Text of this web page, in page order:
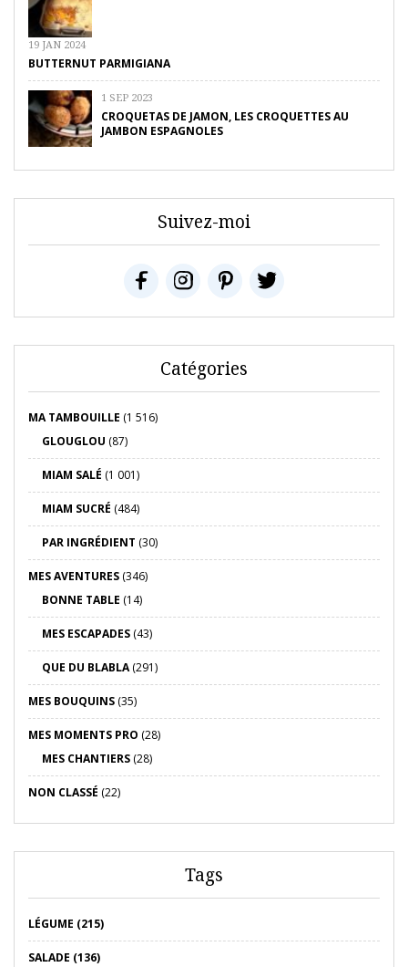
19 JAN 2024
BUTTERNUT PARMIGIANA
1 SEP 2023
CROQUETAS DE JAMON, LES CROQUETTES AU
JAMBON ESPAGNOLES
Suivez-moi
Catégories
MA TAMBOUILLE (1 516)
GLOUGLOU (87)
MIAM SALÉ (1 001)
MIAM SUCRÉ (484)
PAR INGRÉDIENT (30)
MES AVENTURES (346)
BONNE TABLE (14)
MES ESCAPADES (43)
QUE DU BLABLA(291)
MES BOUQUINS (35)
MES MOMENTS PRO (28)
MES CHANTIERS (28)
NON CLASSÉ (22)
Tags
LÉGUME (215)
SALADE (136)